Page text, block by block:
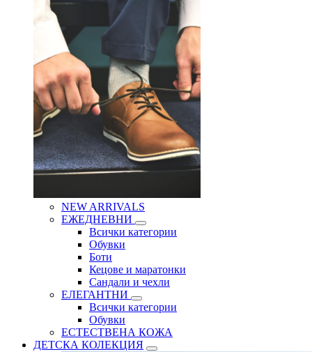
NEW ARRIVALS
ЕЖЕДНЕВНИ
Всички категории
Обувки
Боти
Кецове и маратонки
Сандали и чехли
ЕЛЕГАНТНИ
Всички категории
Обувки
ЕСТЕСТВЕНА КОЖА
ДЕТСКА КОЛЕКЦИЯ